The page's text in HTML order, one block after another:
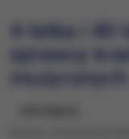
4-latka i
sprawcy
muzycznych